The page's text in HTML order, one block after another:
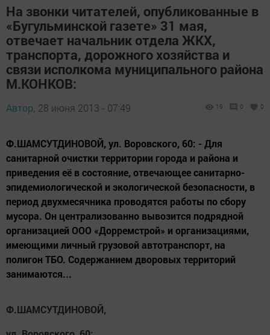
На звонки читателей, опубликованные в
«Бугульминской газете» 31 мая,
отвечает начальник отдела ЖКХ,
транспорта, дорожного хозяйства и
связи исполкома муниципального района
М.КОНКОВ:
Автор, 28 июня 2013 - 07:49 19 0 0
Ф.ШАМСУТДИНОВОЙ, ул. Воровского, 60: - Для
санитарной очистки территории города и района и
приведения её в состояние, отвечающее санитарно-
эпидемиологической и экологической безопасности, в
период двухмесячника проводятся работы по сбору
мусора. Он централизованно вывозится подрядной
организацией ООО «Дорремстрой» и организациями,
имеющими личный грузовой автотранспорт, на
полигон ТБО. Содержанием дворовых территорий
занимаются...
Ф.ШАМСУТДИНОВОЙ,